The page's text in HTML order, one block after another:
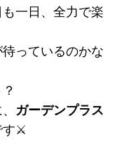
一日、全力で楽
っているのかな
ガーデンプラス
す⚔